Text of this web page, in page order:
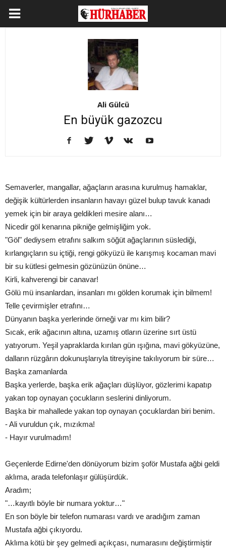
Ali Gülcü
En büyük gazozcu
Semaverler, mangallar, ağaçların arasına kurulmuş hamaklar,
değişik kültürlerden insanların havayı güzel bulup tavuk kanadı
yemek için bir araya geldikleri mesire alanı…
Nicedir göl kenarına pikniğe gelmişliğim yok.
"Göl" dediysem etrafını salkım söğüt ağaçlarının süslediği,
kırlangıçların su içtiği, rengi gökyüzü ile karışmış kocaman mavi
bir su kütlesi gelmesin gözünüzün önüne…
Kirli, kahverengi bir canavar!
Gölü mü insanlardan, insanları mı gölden korumak için bilmem!
Telle çevirmişler etrafını…
Dünyanın başka yerlerinde örneği var mı kim bilir?
Sıcak, erik ağacının altına, uzamış otların üzerine sırt üstü
yatıyorum. Yeşil yapraklarda kırılan gün ışığına, mavi gökyüzüne,
dalların rüzgârın dokunuşlarıyla titreyişine takılıyorum bir süre…
Başka zamanlarda
Başka yerlerde, başka erik ağaçları düşlüyor, gözlerimi kapatıp
yakan top oynayan çocukların seslerini dinliyorum.
Başka bir mahallede yakan top oynayan çocuklardan biri benim.
- Ali vuruldun çık, mızıkma!
- Hayır vurulmadım!
Geçenlerde Edirne'den dönüyorum bizim şoför Mustafa ağbi geldi
aklıma, arada telefonlaşır gülüşürdük.
Aradım;
"…kayıtlı böyle bir numara yoktur…"
En son böyle bir telefon numarası vardı ve aradığım zaman
Mustafa ağbi çıkıyordu.
Aklıma kötü bir şey gelmedi açıkçası, numarasını değiştirmiştir